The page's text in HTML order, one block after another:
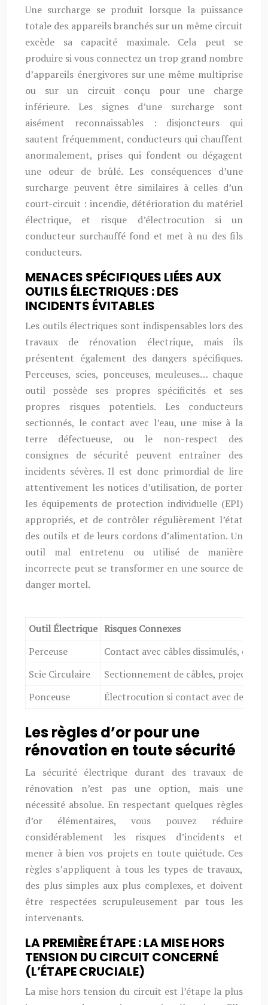
Une surcharge se produit lorsque la puissance
totale des appareils branchés sur un même circuit
excède sa capacité maximale. Cela peut se
produire si vous connectez un trop grand nombre
d’appareils énergivores sur une même multiprise
ou sur un circuit conçu pour une charge
inférieure. Les signes d’une surcharge sont
aisément reconnaissables : disjoncteurs qui
sautent fréquemment, conducteurs qui chauffent
anormalement, prises qui fondent ou dégagent
une odeur de brûlé. Les conséquences d’une
surcharge peuvent être similaires à celles d’un
court-circuit : incendie, détérioration du matériel
électrique, et risque d’électrocution si un
conducteur surchauffé fond et met à nu des fils
conducteurs.
MENACES SPÉCIFIQUES LIÉES AUX
OUTILS ÉLECTRIQUES : DES
INCIDENTS ÉVITABLES
Les outils électriques sont indispensables lors des
travaux de rénovation électrique, mais ils
présentent également des dangers spécifiques.
Perceuses, scies, ponceuses, meuleuses… chaque
outil possède ses propres spécificités et ses
propres risques potentiels. Les conducteurs
sectionnés, le contact avec l’eau, une mise à la
terre défectueuse, ou le non-respect des
consignes de sécurité peuvent entraîner des
incidents sévères. Il est donc primordial de lire
attentivement les notices d’utilisation, de porter
les équipements de protection individuelle (EPI)
appropriés, et de contrôler régulièrement l’état
des outils et de leurs cordons d’alimentation. Un
outil mal entretenu ou utilisé de manière
incorrecte peut se transformer en une source de
danger mortel.
Outil Électrique Risques Connexes
Perceuse
Contact avec câbles dissimulés,
Scie Circulaire
Sectionnement de câbles,
Ponceuse
Électrocution si contact avec de
Les règles d’or pour une
rénovation en toute sécurité
La sécurité électrique durant des travaux de
rénovation n’est pas une option, mais une
nécessité absolue. En respectant quelques règles
d’or élémentaires, vous pouvez réduire
considérablement les risques d’incidents et
mener à bien vos projets en toute quiétude. Ces
règles s’appliquent à tous les types de travaux,
des plus simples aux plus complexes, et doivent
être respectées scrupuleusement par tous les
intervenants.
LA PREMIÈRE ÉTAPE : LA MISE HORS
TENSION DU CIRCUIT CONCERNÉ
(L’ÉTAPE CRUCIALE)
La mise hors tension du circuit est l’étape la plus